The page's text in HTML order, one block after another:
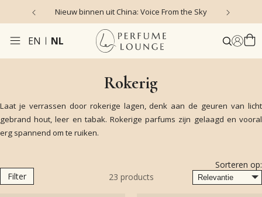
Nieuw binnen uit China: Voice From the Sky
EN NL
Rokerig
Laat je verrassen door rokerige lagen, denk aan de geuren van licht
gebrand hout, leer en tabak. Rokerige parfums zijn gelaagd en vooral
erg spannend om te ruiken.
Filter 23 products
Sorteren op: